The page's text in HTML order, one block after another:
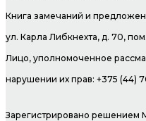
Книга замечаний и
ул. Карла Либкнехта, д. 70,
Лицо, уполномоченное
нарушении их прав: +375 (44)
Зарегистрировано решением